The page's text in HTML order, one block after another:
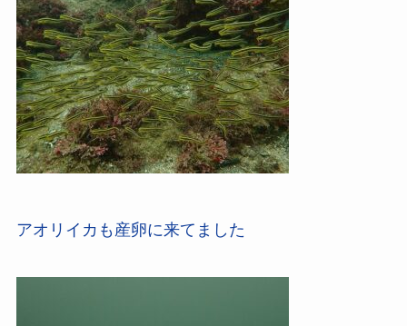
アオリイカも産卵に来てました